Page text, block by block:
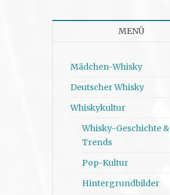
MENÜ
Mädchen-Whisky
Deutscher Whisky
Whiskykultur
Whisky-Geschichte &
Trends
Pop-Kultur
Hintergrundbilder